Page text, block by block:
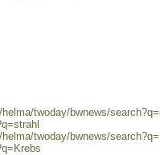
twoday/bwnews/
twoday/bwnews/